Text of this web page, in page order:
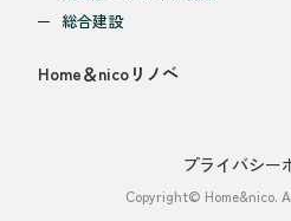
総合建設
Home＆nicoリノベ
プライバシー
Copyright© Home&nico.